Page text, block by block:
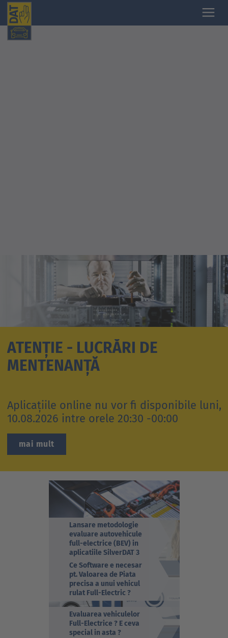
ATENȚIE - LUCRĂRI DE
MENTENANȚĂ
Aplicațiile online nu vor fi disponibile luni,
10.08.2026 intre orele 20:30 -00:00
mai mult
Lansare metodologie
evaluare autovehicule
full-electrice (BEV) in
aplicatiile SilverDAT 3
Ce Software e necesar
pt. Valoarea de Piata
precisa a unui vehicul
rulat Full-Electric ?
Evaluarea vehiculelor
Full-Electrice ? E ceva
special in asta ?